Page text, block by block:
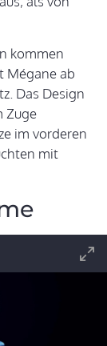
kommen
Mégane ab
Das Design
Zuge
im vorderen
mit